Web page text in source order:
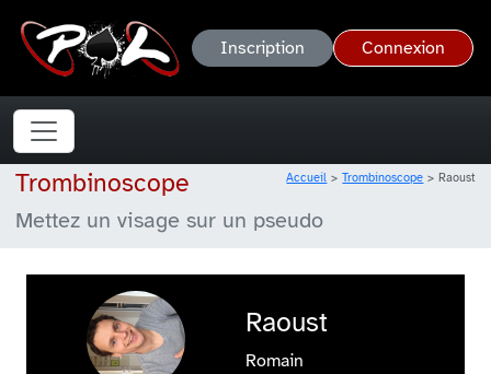
Inscription Connexion
Trombinoscope Accueil Trombinoscope Raoust
Mettez un visage sur un pseudo
Raoust
Romain